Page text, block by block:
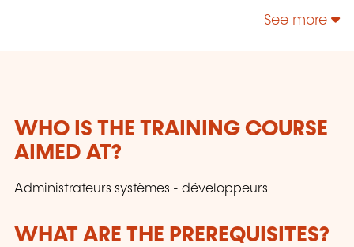
catalogue includes hundreds of topics: Java,
teaching experience. Constantly renewed, they
are adapted to the requirements of our
customers and to the evolution of technologies.
See more
WHO IS THE TRAINING COURSE
AIMED AT?
Administrateurs systèmes - développeurs
WHAT ARE THE PREREQUISITES?